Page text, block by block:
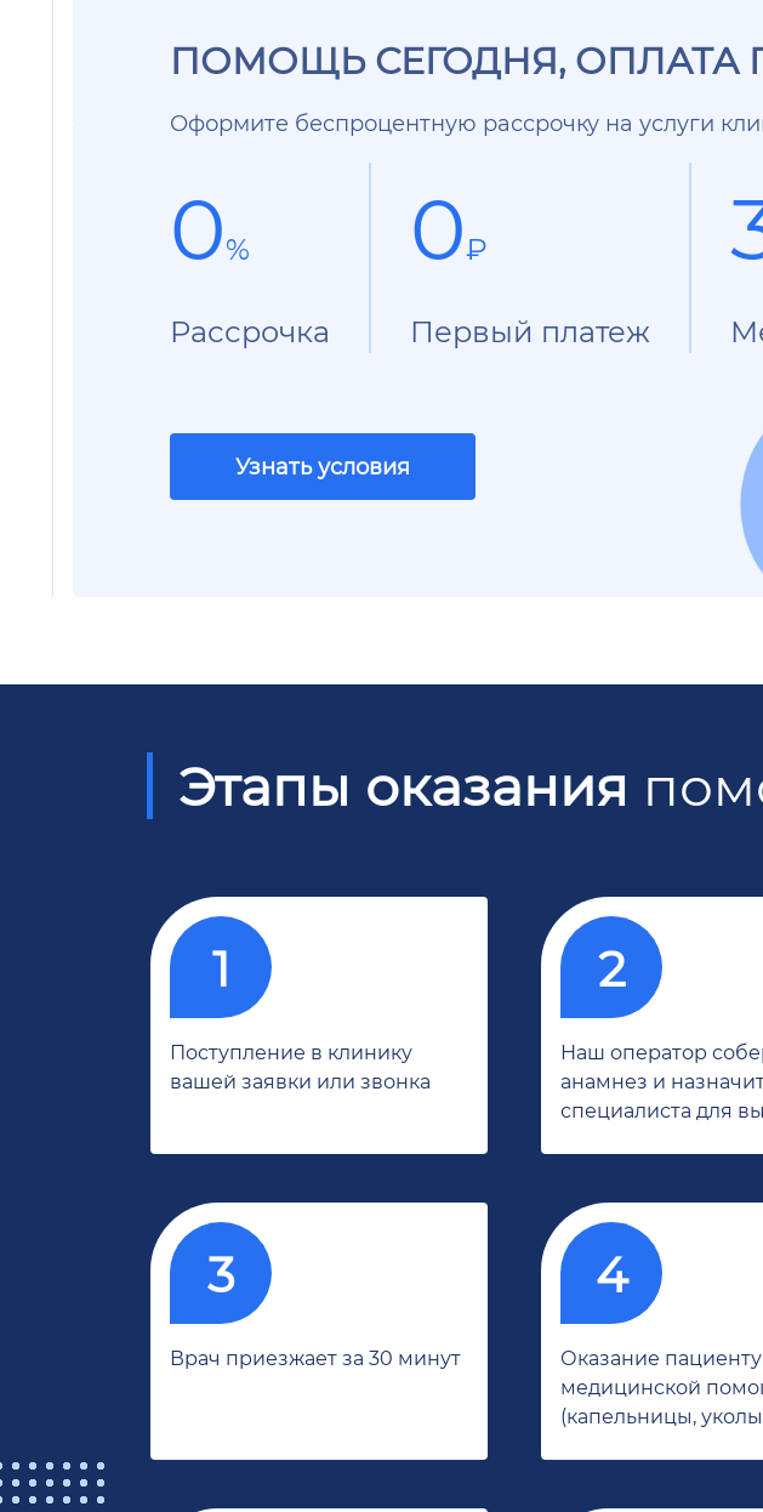
ПОМОЩЬ СЕГОДНЯ, ОПЛАТА
Оформите беспроцентную рассрочку на услуги
0%
Рассрочка
0₽
Первый платеж
Узнать условия
Этапы оказания
Поступление в клинику
вашей заявки или звонка
Наш оператор
анамнез и
специалиста для
Врач приезжает за 30 минут
Оказание пациенту
медицинской
(капельницы,